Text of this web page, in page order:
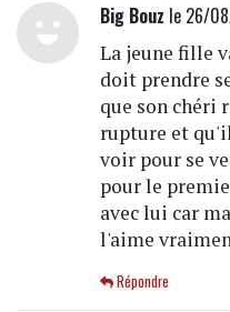
Big Bouz le 26/
La jeune fille
doit prendre
que son chéri
rupture et
voir pour se
pour le
avec lui car
l'aime
Répondre